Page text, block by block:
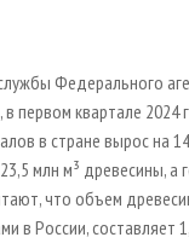
ПЛИТ
REVIEW
Федерального
в первом квартале 2024
в стране вырос на
млн м³ древесины, а
что объем
в России, составляет